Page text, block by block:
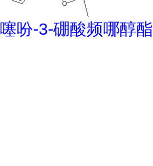
噻吩-3-硼酸频哪醇酯